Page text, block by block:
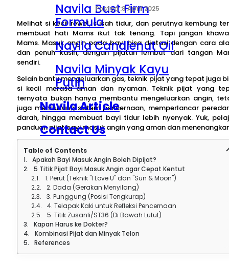
Navila Bust Firm
Formula
Navila Candlenut Oil
Navila Minyak Kayu
Putih
Navila Article
Contact Us
About Navila
8 April 2025
Melihat si kecil rewel, susah tidur, dan perutnya kembung
membuat hati Mams ikut tak tenang. Tapi jangan
Mams. Masuk angin pada bayi bisa diatasi dengan cara
dan penuh kasih, dengan pijatan lembut dari tangan
sendiri.
Selain bantu mengeluarkan gas, teknik pijat yang tepat juga
si kecil merasa aman dan nyaman. Teknik pijat yang
ternyata bukan hanya membantu mengeluarkan angin,
juga mendukung sistem pencernaan, memperlancar
darah, hingga membuat bayi tidur lebih nyenyak. Yuk,
panduan pijat bayi masuk angin yang aman dan
Table of Contents
Apakah Bayi Masuk Angin Boleh Dipijat?
5 Titik Pijat Bayi Masuk Angin agar Cepat Kentut
1. Perut (Teknik "I Love U" dan "Sun & Moon")
2. Dada (Gerakan Menyilang)
3. Punggung (Posisi Tengkurap)
4. Telapak Kaki untuk Refleksi Pencernaan
5. Titik Zusanli/ST36 (Di Bawah Lutut)
Kapan Harus ke Dokter?
Kombinasi Pijat dan Minyak Telon
References